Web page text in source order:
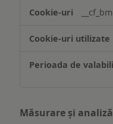
ului
__cf_bm
Măsurare și analiză